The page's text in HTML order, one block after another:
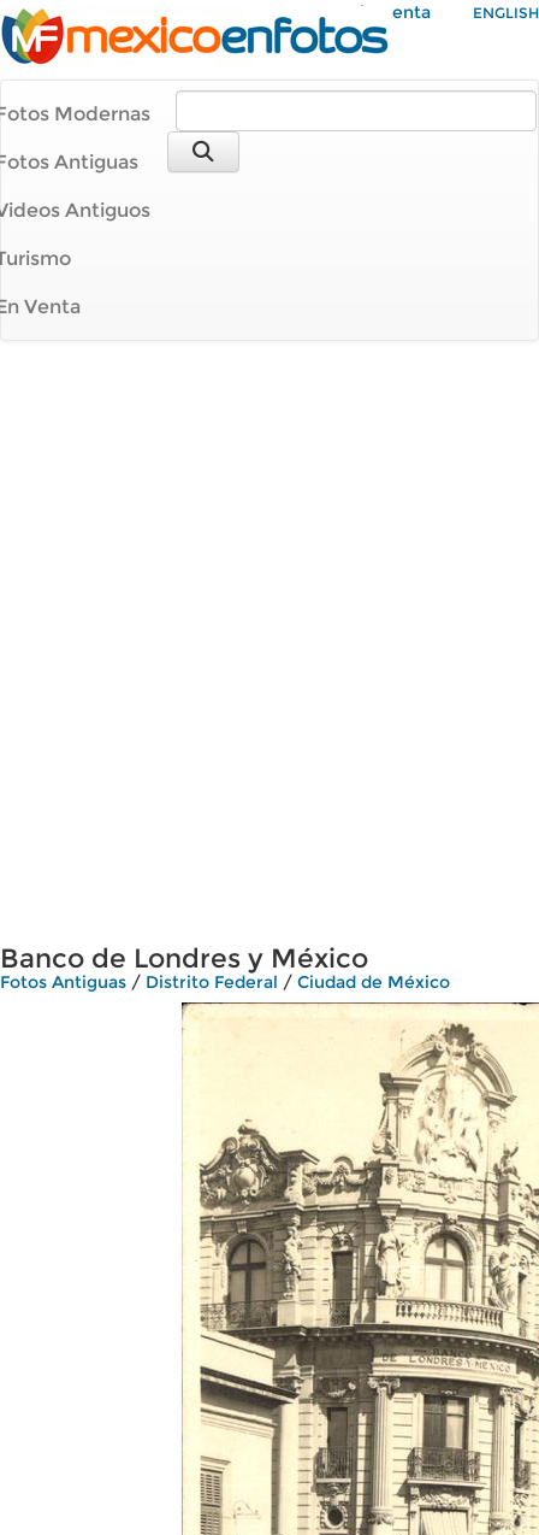
Mi Cuenta ENGLISH
Modernas
Antiguas
Antiguos
Venta
Banco de Londres y México
Fotos Antiguas / Distrito Federal / Ciudad de México